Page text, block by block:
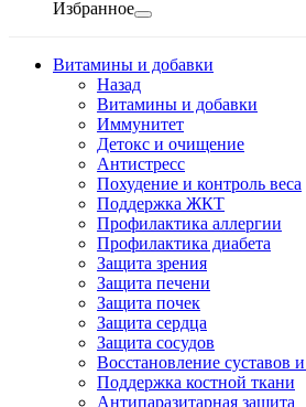
Избранное
Витамины и добавки
Назад
Витамины и добавки
Иммунитет
Детокс и очищение
Антистресс
Похудение и контроль веса
Поддержка ЖКТ
Профилактика аллергии
Профилактика диабета
Защита зрения
Защита печени
Защита почек
Защита сердца
Защита сосудов
Восстановление суставов
Поддержка костной ткани
Антипаразитарная защита